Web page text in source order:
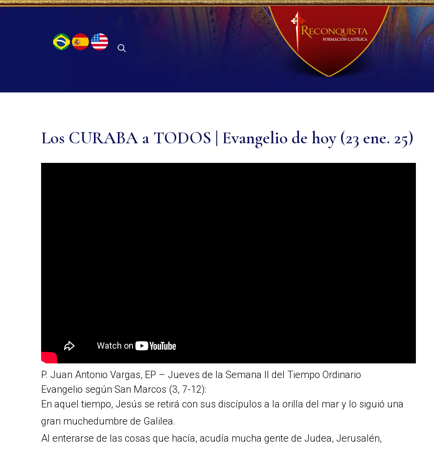
Los CURABA a TODOS | Evangelio de hoy (23 ene. 25)
P. Juan Antonio Vargas, EP – Jueves de la Semana II del Tiempo Ordinario
Evangelio según San Marcos (3, 7-12):
En aquel tiempo, Jesús se retirá con sus discípulos a la orilla del mar y lo siguió una
gran muchedumbre de Galilea.
Al enterarse de las cosas que hacía, acudía mucha gente de Judea, Jerusalén,